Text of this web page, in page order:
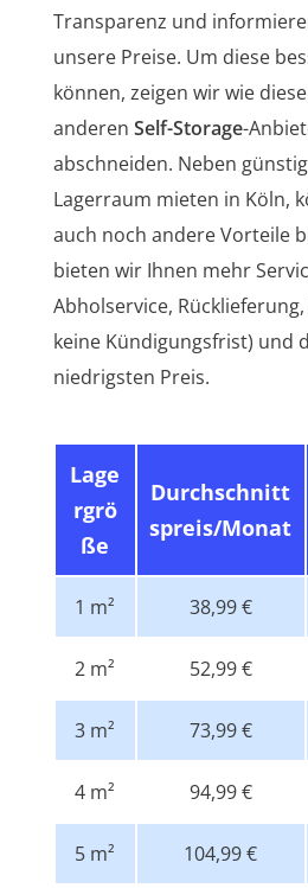
Transparenz und
unsere Preise. Um diese
können, zeigen wir wie
anderen Self-Storage-
abschneiden. Neben günstigen Preisen für das
Lagerraum mieten in Köln,
auch noch andere Vorteile
bieten wir Ihnen mehr
Abholservice,
keine Kündigungsfrist) und
niedrigsten Preis.
Lage
rgrö
ße
Durchschnitt
spreis/Monat
1 m² 38,99 €
2 m² 52,99 €
3 m² 73,99 €
4 m² 94,99 €
5 m² 104,99 €